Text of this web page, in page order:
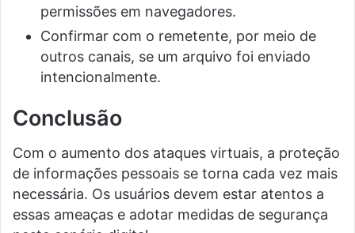
permissões em navegadores.
Confirmar com o remetente, por meio de
outros canais, se um arquivo foi enviado
intencionalmente.
Conclusão
Com o aumento dos ataques virtuais, a proteção
de informações pessoais se torna cada vez mais
necessária. Os usuários devem estar atentos a
essas ameaças e adotar medidas de segurança